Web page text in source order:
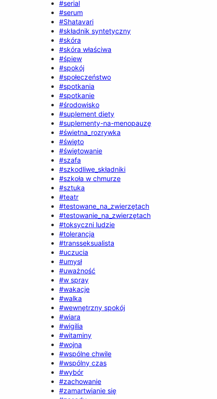
#serial
#serum
#Shatavari
#składnik syntetyczny
#skóra
#skóra właściwa
#śpiew
#spokój
#społeczeństwo
#spotkania
#spotkanie
#środowisko
#suplement diety
#suplementy-na-menopauzę
#świetna_rozrywka
#święto
#świętowanie
#szafa
#szkodliwe_składniki
#szkoła w chmurze
#sztuka
#teatr
#testowane_na_zwierzętach
#testowanie_na_zwierzętach
#toksyczni ludzie
#tolerancja
#transseksualista
#uczucia
#umysł
#uważność
#w spray
#wakacje
#walka
#wewnętrzny spokój
#wiara
#wigilia
#witaminy
#wojna
#wspólne chwile
#wspólny czas
#wybór
#zachowanie
#zamartwianie się